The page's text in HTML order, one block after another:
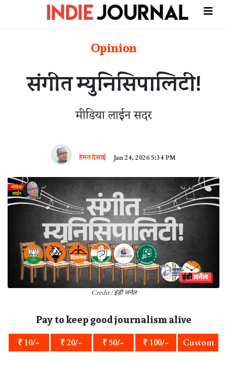
Opinion
संगीत म्युनिसिपालिटी!
मीडिया लाईन सदर
हेमंत देसाई Jan 24, 2026 5:34 PM
Credit : इंडी जर्नल
Pay to keep good journalism alive
₹ 10/- ₹ 20/- ₹ 50/- ₹ 100/- Custom